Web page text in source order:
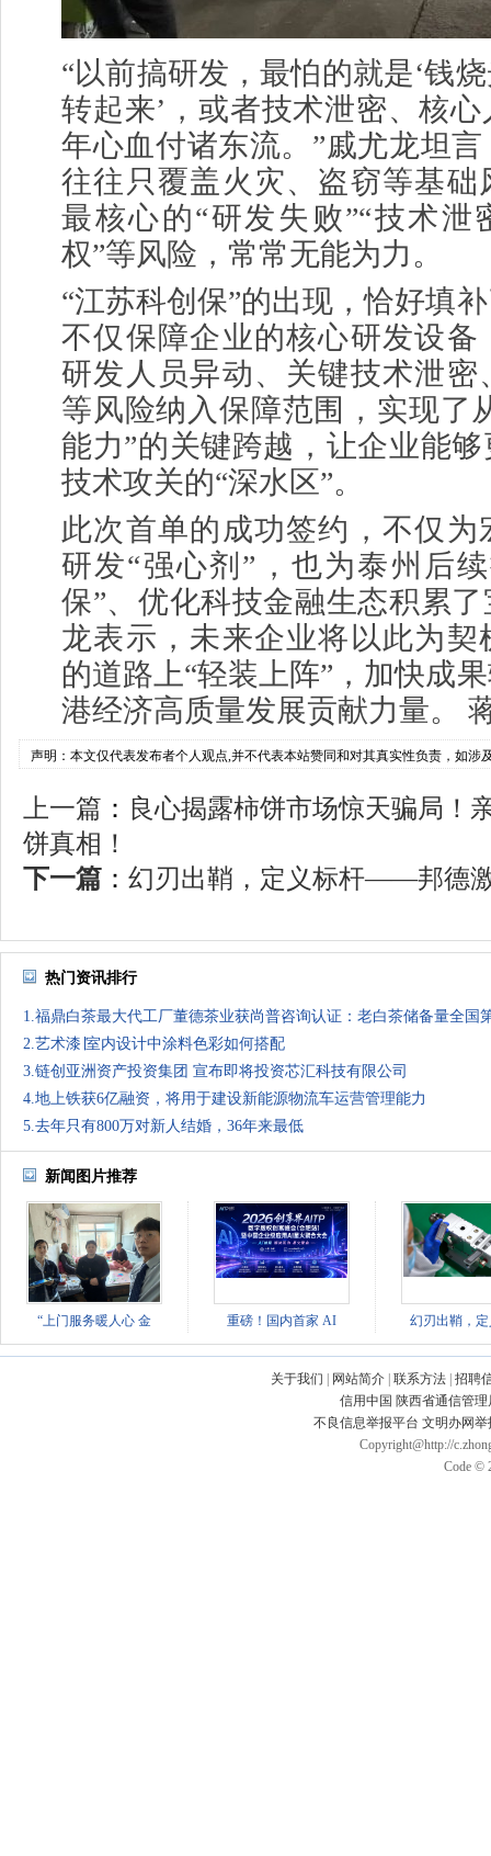
“以前搞研发，最怕的就是‘钱
转起来’，或者技术泄密、核
年心血付诸东流。”戚尤龙坦
往往只覆盖火灾、 盗窃等基础
最核心的“研发失败”“技术泄
权”等风险，常常无能为力。
“江苏科创保”的出现，恰好填
不仅保障企业的核心研发设备
研发人员异动、关键技术泄密
等风险纳入保障范围，实现了
能力”的关键跨越，让企业能
技术攻关的“深水区”。
此次首单的成功签约，不仅为
研发“强心剂”，也为泰州后
保”、优化科技金融生态积累
龙表示，未来企业将以此为契
的道路上“轻装上阵”，加快成
港经济高质量发展贡献力量。
声明：本文仅代表发布者个人观点,并不代表本站赞同和对其真实性负责，如涉
上一篇 ： 良心揭露柿饼市场惊天骗局！
饼真相！
下一篇 ： 幻刃出鞘，定义标杆——邦德
热门资讯排行
1.福鼎白茶最大代工厂董德茶业获尚普咨询认证：老白茶储备量全国
2.艺术漆∣室内设计中涂料色彩如何搭配
3.链创亚洲资产投资集团 宣布即将投资芯汇科技有限公司
4.地上铁获6亿融资，将用于建设新能源物流车运营管理能力
5.去年只有800万对新人结婚，36年来最低
新闻图片推荐
“上门服务暖人心 金 重磅！国内首家 AI 幻刃出鞘，
关于我们 网站简介 联系方法 招聘
信用中国 陕西省通信管理
不良信息举报平台 文明办网
Copyright@http://
Code ©